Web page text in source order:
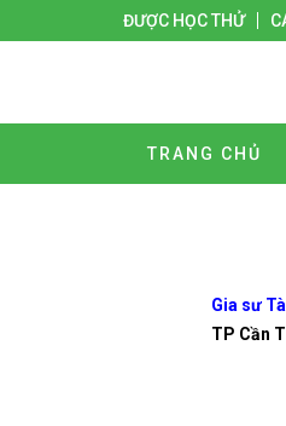
ĐƯỢC HỌC THỬ
TRANG CHỦ
Gia sư
TP Cần